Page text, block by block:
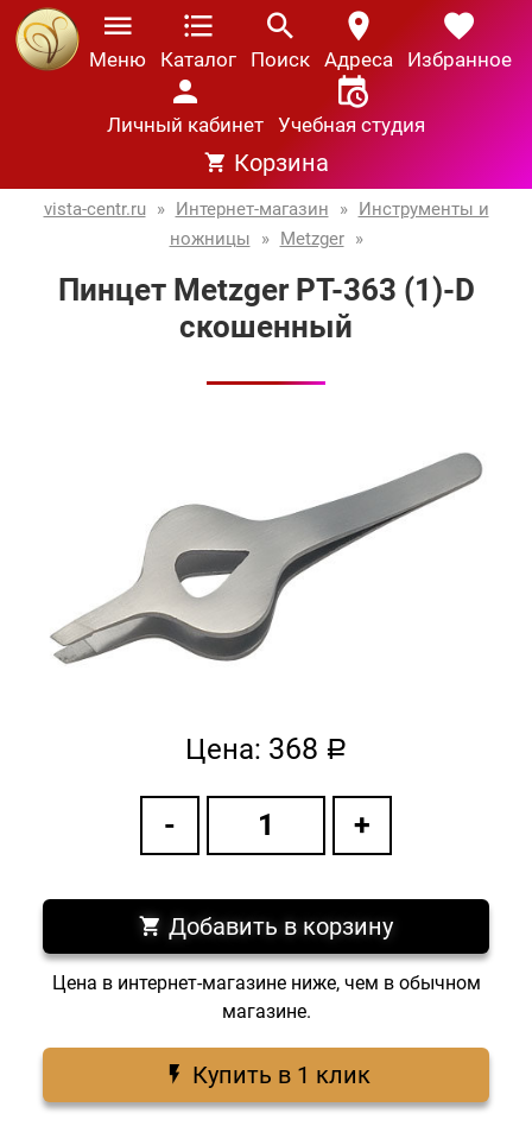
Меню Каталог Поиск Адреса Избранное
Личный кабинет Учебная студия
Корзина
vista-centr.ru » Интернет-магазин » Инструменты и
ножницы
» Metzger »
Пинцет Metzger PT-363 (1)-D
скошенный
Цена: 368 a
Добавить в корзину
Цена в интернет-магазине ниже, чем в обычном
магазине.
Купить в 1 клик